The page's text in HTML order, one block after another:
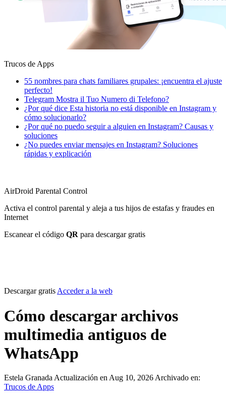
Trucos de Apps
55 nombres para chats familiares grupales: ¡encuentra el ajuste
perfecto!
Telegram Mostra il Tuo Numero di Telefono?
¿Por qué dice Esta historia no está disponible en Instagram y
cómo solucionarlo?
¿Por qué no puedo seguir a alguien en Instagram? Causas y
soluciones
¿No puedes enviar mensajes en Instagram? Soluciones
rápidas y explicación
AirDroid Parental Control
Activa el control parental y aleja a tus hijos de estafas y fraudes en
Internet
Escanear el código QR para descargar gratis
Descargar gratisAcceder a la web
Cómo descargar archivos
multimedia antiguos de
WhatsApp
Estela Granada Actualización en Aug 10, 2026 Archivado en:
Trucos de Apps